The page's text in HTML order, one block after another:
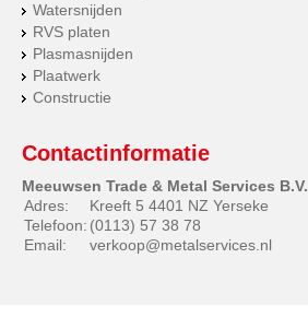
Watersnijden
RVS platen
Plasmasnijden
Plaatwerk
Constructie
Contactinformatie
Meeuwsen Trade & Metal Services B.V.
Adres:
Kreeft 5 4401 NZ Yerseke
Telefoon: (0113) 57 38 78
Email:
verkoop@metalservices.nl